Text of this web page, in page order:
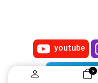
0
youtube
telegram